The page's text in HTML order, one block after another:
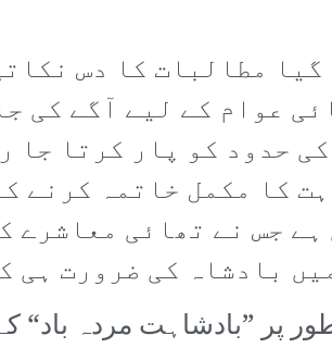
مطالبات کا دس
عوام کے لیے آگے کی
حدود کو پار کرتا جا
کا مکمل خاتمہ کرنے
جس نے تھائی
بادشاہ کی ضرورت ہی
”بادشاہت مردہ باد“ کے